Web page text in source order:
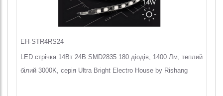
EH-STR4RS24
LED стрічка 14Вт 24В SMD2835 180 діодів, 1400 Лм, теплий
білий 3000K, серія Ultra Bright Electro House by Rishang